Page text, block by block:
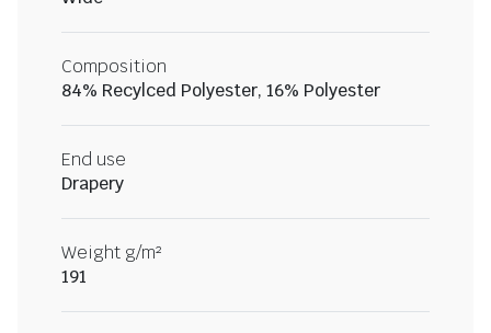
Composition
84% Recylced Polyester, 16% Polyester
End use
Drapery
Weight g/m²
191